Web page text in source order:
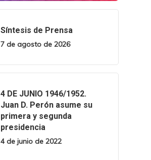
Síntesis de Prensa
7 de agosto de 2026
4 DE JUNIO 1946/1952.
Juan D. Perón asume su
primera y segunda
presidencia
4 de junio de 2022